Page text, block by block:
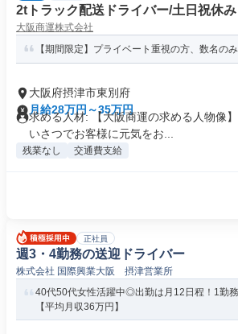
2tトラック配送ドライバー/土日祝休
大阪商運株式会社
【期間限定】プライベート重視の方、数名の
大阪府摂津市東別府
月給28万円～35万円
求める人材: 【大阪商運の求める人物像
いさつでお客様に元気をお...
残業なし 交通費支給
正社員
週3・4勤務の送迎ドライバー
株式会社 国際興業大阪 摂津営業所
40代50代女性活躍中◎出勤は月12日程！1勤
【平均月収36万円】